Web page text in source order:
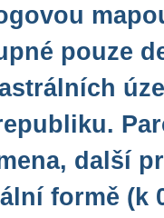
pouze
další
formě (k